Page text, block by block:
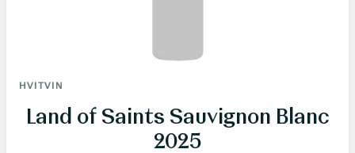
HVITVIN
Land of Saints Sauvignon Blanc
2025